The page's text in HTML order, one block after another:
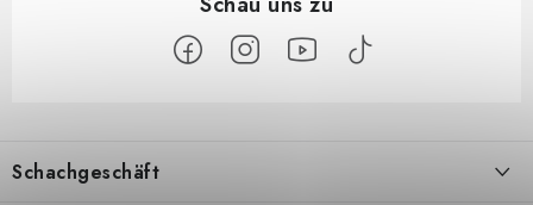
ßSchachgeschäft